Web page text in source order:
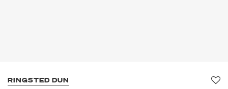
RINGSTED DUN